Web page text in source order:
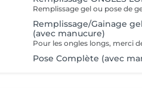
Remplissage/Gainage gel
(avec manucure)
Pose Complète (avec